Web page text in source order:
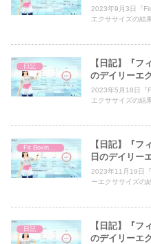
2023年9月3日『
エクササイズの結
日記
【日記】『フ
のデイリーエ
2023年5月18日『
エクササイズの結
【日記】『フ
日のデイリー
2023年11月19日
ーエクササイズの
日記
【日記】『フ
のデイリーエ